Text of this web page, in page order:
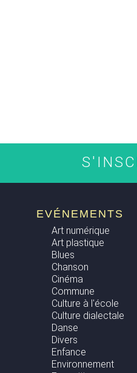
EVÉNEMENTS
Art numérique
Art plastique
Blues
Chanson
Cinéma
Commune
Culture à l'école
Culture dialectale
Danse
Divers
Enfance
Environnement